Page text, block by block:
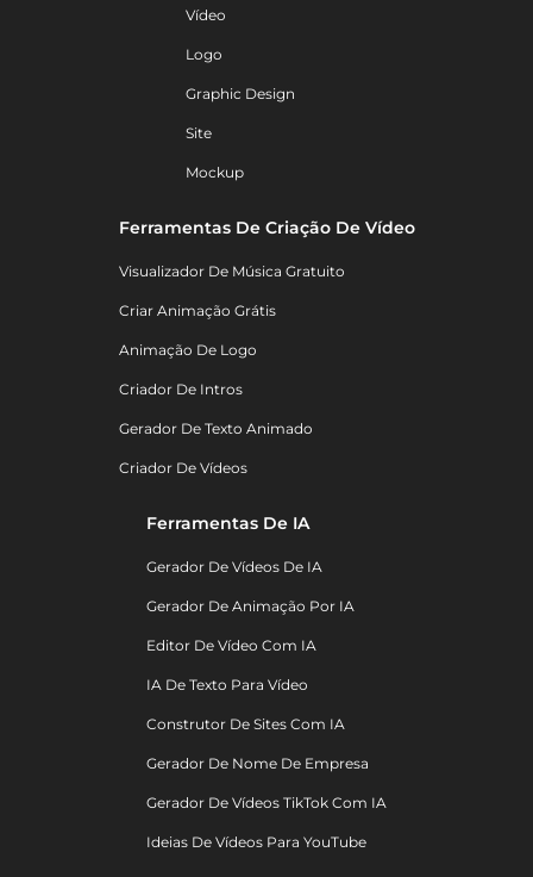
Vídeo
Logo
Graphic Design
Site
Mockup
Ferramentas De Criação De Vídeo
Visualizador De Música Gratuito
Criar Animação Grátis
Animação De Logo
Criador De Intros
Gerador De Texto Animado
Criador De Vídeos
Ferramentas De IA
Gerador De Vídeos De IA
Gerador De Animação Por IA
Editor De Vídeo Com IA
IA De Texto Para Vídeo
Construtor De Sites Com IA
Gerador De Nome De Empresa
Gerador De Vídeos TikTok Com IA
Ideias De Vídeos Para YouTube